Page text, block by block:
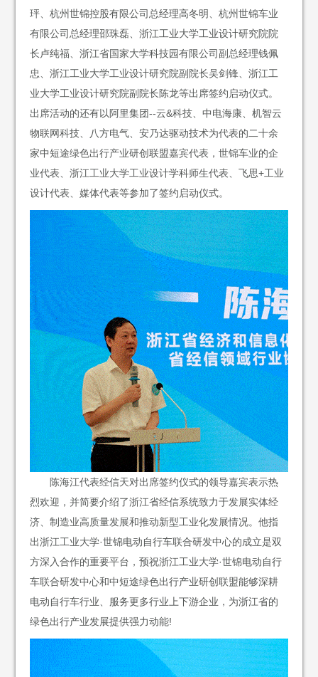
玶、杭州世锦控股有限公司总经理高冬明、杭州世锦车业
有限公司总经理邵珠磊、浙江工业大学工业设计研究院院
长卢纯福、浙江省国家大学科技园有限公司副总经理钱佩
忠、浙江工业大学工业设计研究院副院长吴剑锋、浙江工
业大学工业设计研究院副院长陈龙等出席签约启动仪式。
出席活动的还有以阿里集团--云&科技、中电海康、机智云
物联网科技、八方电气、安乃达驱动技术为代表的二十余
家中短途绿色出行产业研创联盟嘉宾代表，世锦车业的企
业代表、浙江工业大学工业设计学科师生代表、飞思+工业
设计代表、媒体代表等参加了签约启动仪式。
陈海江代表经信天对出席签约仪式的领导嘉宾表示热
烈欢迎，并简要介绍了浙江省经信系统致力于发展实体经
济、制造业高质量发展和推动新型工业化发展情况。他指
出浙江工业大学·世锦电动自行车联合研发中心的成立是双
方深入合作的重要平台，预祝浙江工业大学·世锦电动自行
车联合研发中心和中短途绿色出行产业研创联盟能够深耕
电动自行车行业、服务更多行业上下游企业，为浙江省的
绿色出行产业发展提供强力动能!